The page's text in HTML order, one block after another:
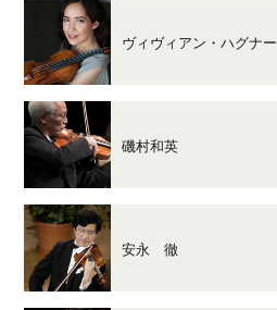
ヴィヴィアン・ハグナー
磯村和英
安永 徹